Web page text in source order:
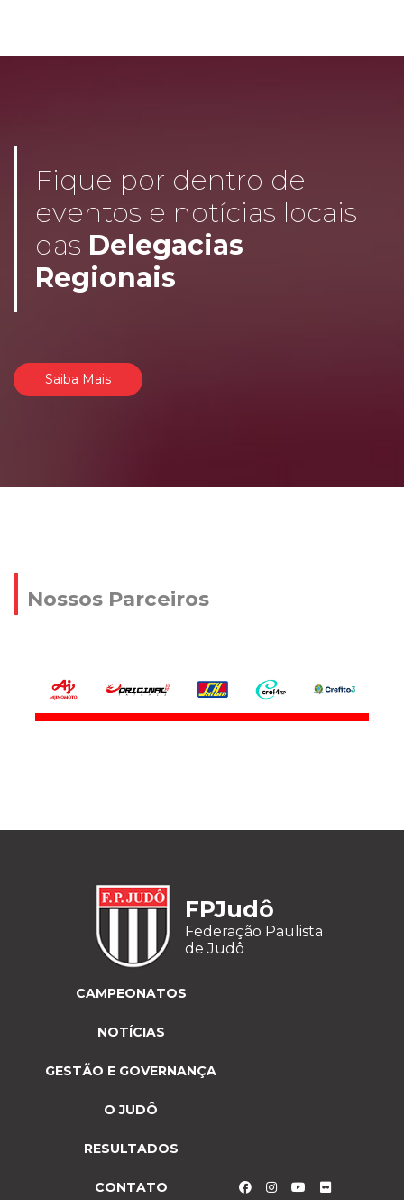
Fique por dentro de
eventos e notícias locais
das Delegacias
Regionais
Saiba Mais
Nossos Parceiros
FPJudô
Federação Paulista
de Judô
CAMPEONATOS
NOTÍCIAS
GESTÃO E GOVERNANÇA
O JUDÔ
RESULTADOS
CONTATO